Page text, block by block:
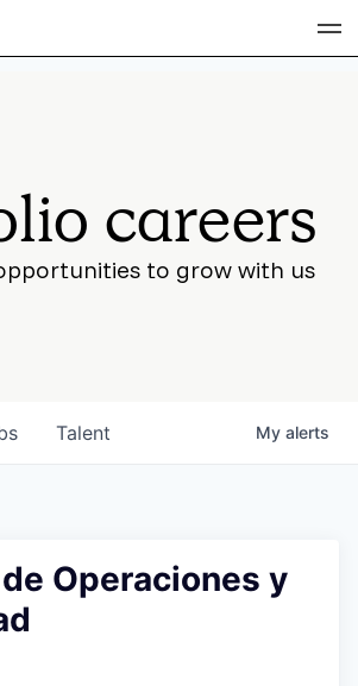
Team
careers
to grow with us
Talent My alerts
Operaciones y